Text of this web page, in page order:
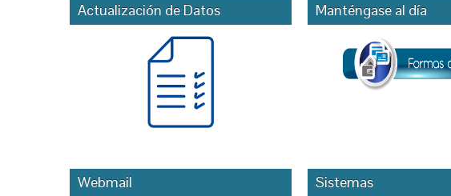
Actualización de Datos Manténgase al día
Webmail Sistemas